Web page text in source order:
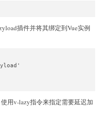
插件并将其绑定到Vue实例
用v-lazy指令来指定需要延迟加